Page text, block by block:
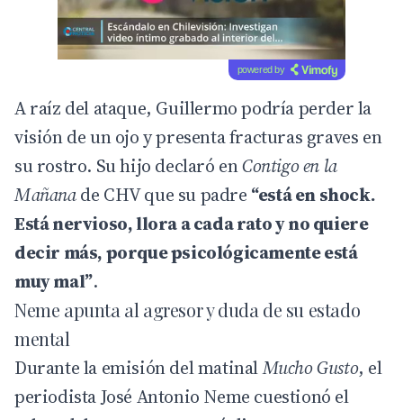
powered by
A raíz del ataque, Guillermo podría perder la
visión de un ojo y presenta fracturas graves en
su rostro. Su hijo declaró enContigo en la
Mañanade CHV que su padre “está en shock.
Está nervioso, llora a cada rato y no quiere
decir más, porque psicológicamente está
muy mal”.
Neme apunta al agresor y duda de su estado
mental
Durante la emisión del matinalMucho Gusto, el
periodista José Antonio Neme cuestionó el